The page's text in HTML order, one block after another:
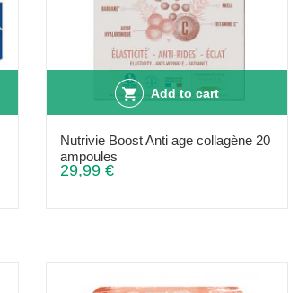
Add to cart
Nutrivie Boost Anti age collagène 20
ampoules
29,99 €